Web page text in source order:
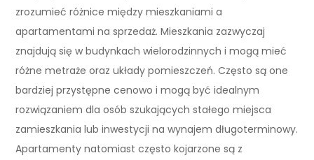
zrozumieć różnice między mieszkaniami a
apartamentami na sprzedaż. Mieszkania zazwyczaj
znajdują się w budynkach wielorodzinnych i mogą mieć
różne metraże oraz układy pomieszczeń. Często są one
bardziej przystępne cenowo i mogą być idealnym
rozwiązaniem dla osób szukających stałego miejsca
zamieszkania lub inwestycji na wynajem długoterminowy.
Apartamenty natomiast często kojarzone są z